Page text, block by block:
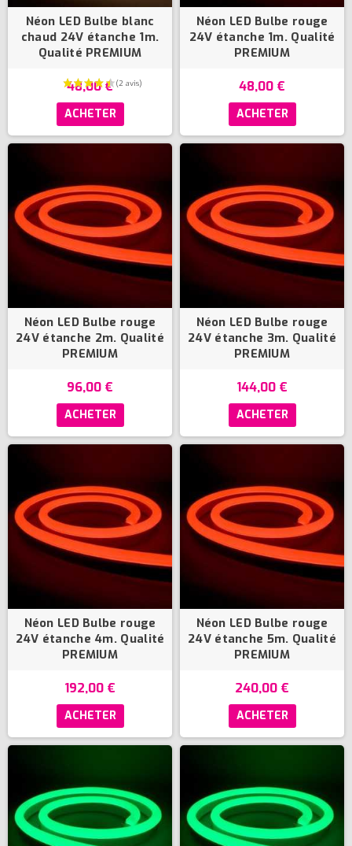
Néon LED Bulbe blanc
chaud 24V étanche 1m.
Qualité PREMIUM
(2 avis)
48,00 €
ACHETER
Néon LED Bulbe rouge
24V étanche 1m. Qualité
PREMIUM
48,00 €
ACHETER
Néon LED Bulbe rouge
24V étanche 2m. Qualité
PREMIUM
96,00 €
ACHETER
Néon LED Bulbe rouge
24V étanche 3m. Qualité
PREMIUM
144,00 €
ACHETER
Néon LED Bulbe rouge
24V étanche 4m. Qualité
PREMIUM
192,00 €
ACHETER
Néon LED Bulbe rouge
24V étanche 5m. Qualité
PREMIUM
240,00 €
ACHETER